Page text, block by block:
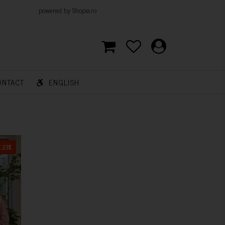
by Shopia.ro
ENGLISH
23%